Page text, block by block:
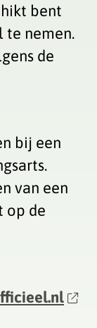
bent
te nemen.
de
bij een
van een
op de